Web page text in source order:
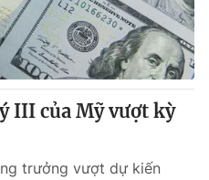
III của Mỹ vượt kỳ
trưởng vượt dự kiến